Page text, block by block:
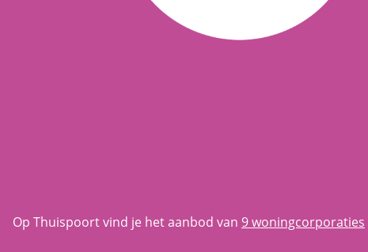
Op Thuispoort vind je het aanbod van 9 woningcorporaties